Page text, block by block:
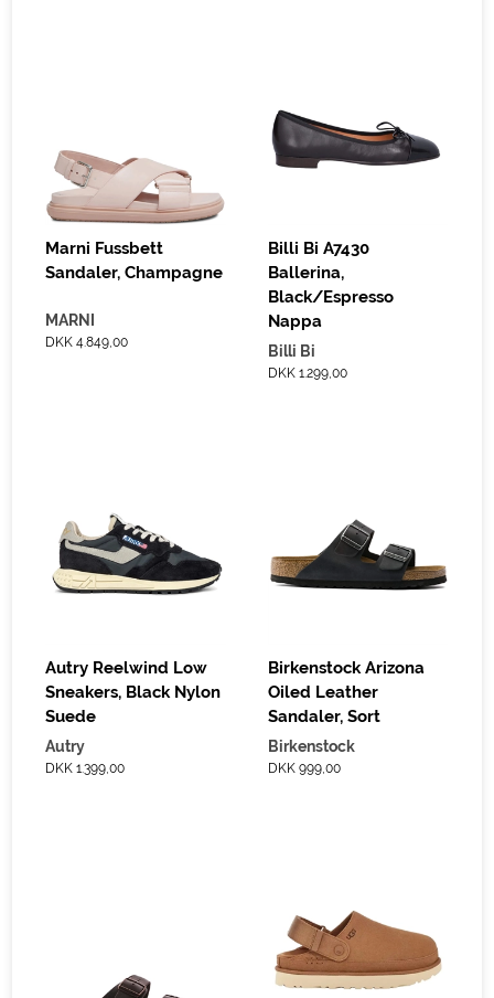
Marni Fussbett
Sandaler, Champagne
MARNI
DKK 4.849,00
Billi Bi A7430
Ballerina,
Black/Espresso
Nappa
Billi Bi
DKK 1.299,00
Autry Reelwind Low
Sneakers, Black Nylon
Suede
Autry
DKK 1.399,00
Birkenstock Arizona
Oiled Leather
Sandaler, Sort
Birkenstock
DKK 999,00